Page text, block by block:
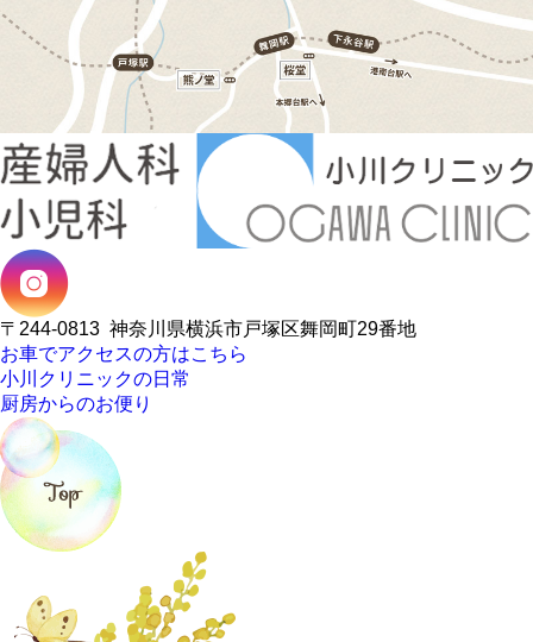
〒244-0813 神奈川県横浜市戸塚区舞岡町29番地
お車でアクセスの方はこちら
小川クリニックの日常
厨房からのお便り